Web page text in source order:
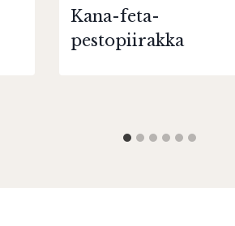
Kana-feta-
pestopiirakka